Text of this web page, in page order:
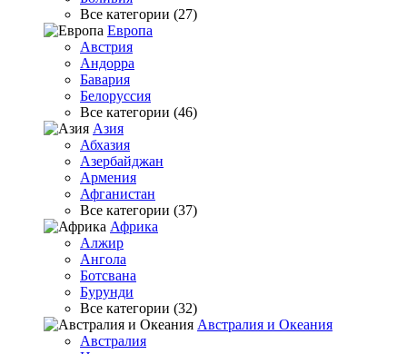
Все категории (27)
Европа
Австрия
Андорра
Бавария
Белоруссия
Все категории (46)
Азия
Абхазия
Азербайджан
Армения
Афганистан
Все категории (37)
Африка
Алжир
Ангола
Ботсвана
Бурунди
Все категории (32)
Австралия и Океания
Австралия